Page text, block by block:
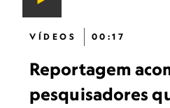
VÍDEOS 00:17
Reportagem
pesquisadores